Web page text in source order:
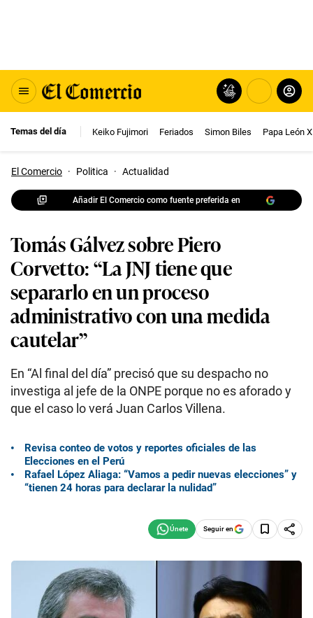
Temas del día Keiko Fujimori Feriados Simon Biles Papa León
El Comercio · Politica · Actualidad
Añadir El Comercio como fuente preferida en
Tomás Gálvez sobre Piero
Corvetto: “La JNJ tiene que
separarlo en un proceso
administrativo con una medida
cautelar”
En “Al final del día” precisó que su despacho no
investiga al jefe de la ONPE porque no es aforado y
que el caso lo verá Juan Carlos Villena.
Revisa conteo de votos y reportes oficiales de las
Elecciones en el Perú
Rafael López Aliaga: “Vamos a pedir nuevas elecciones” y
“tienen 24 horas para declarar la nulidad”
Seguir en